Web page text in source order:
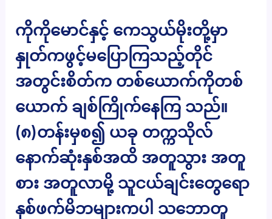
ကိုကိုမောင်နှင့် ကေသွယ်မိုးတို့မှာ
နှုတ်ကဖွင့်မပြောကြသည့်တိုင်
အတွင်းစိတ်က တစ်ယောက်ကိုတစ်
ယောက် ချစ်ကြိုက်နေကြ သည်။
(၈)တန်းမှစ၍ ယခု တက္ကသိုလ်
နောက်ဆုံးနှစ်အထိ အတူသွား အတူ
စား အတူလာမို့ သူငယ်ချင်းတွေရော
နှစ်ဖက်မိဘများကပါ သဘောတူ